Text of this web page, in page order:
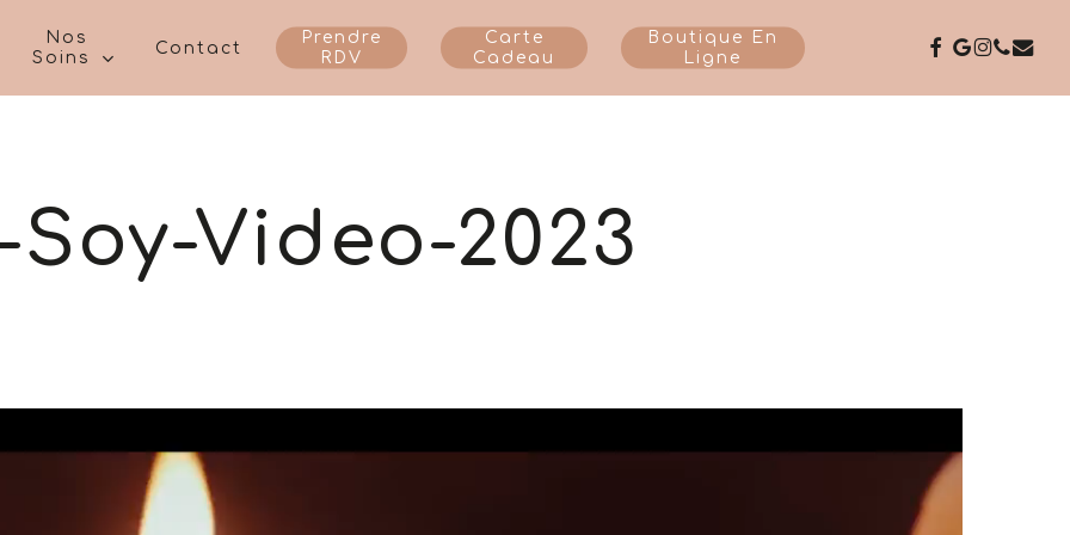
Nos
Soins
Contact
Prendre
RDV
Carte
Cadeau
Boutique En
Ligne
Facebook
Google-
Plus
Phone
Email
Soy-Video-2023